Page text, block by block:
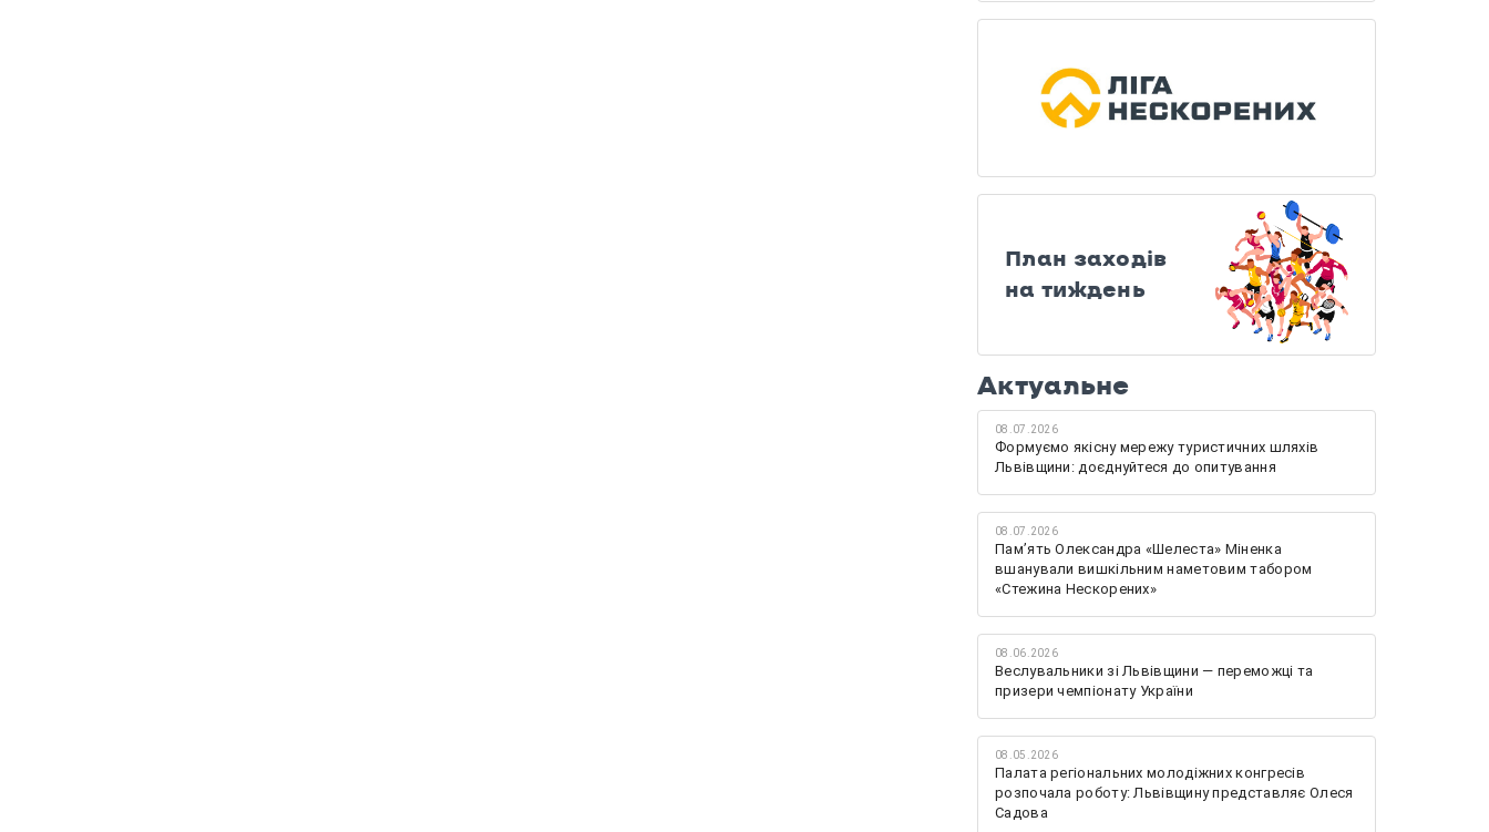
План заходів
на тиждень
Актуальне
08.07.2026
Формуємо якісну мережу туристичних шляхів
Львівщини: доєднуйтеся до опитування
08.07.2026
Памʼять Олександра «Шелеста» Міненка
вшанували вишкільним наметовим табором
«Стежина Нескорених»
08.06.2026
Веслувальники зі Львівщини — переможці та
призери чемпіонату України
08.05.2026
Палата регіональних молодіжних конгресів
розпочала роботу: Львівщину представляє Олеся
Садова